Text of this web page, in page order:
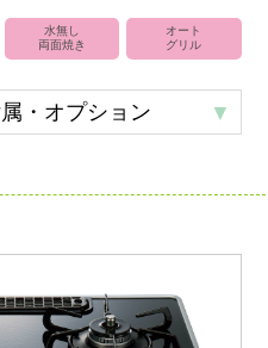
水無し
両面焼き
オート
グリル
・オプション